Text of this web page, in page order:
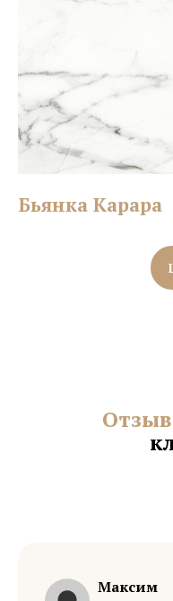
Бьянка Карара
Максим